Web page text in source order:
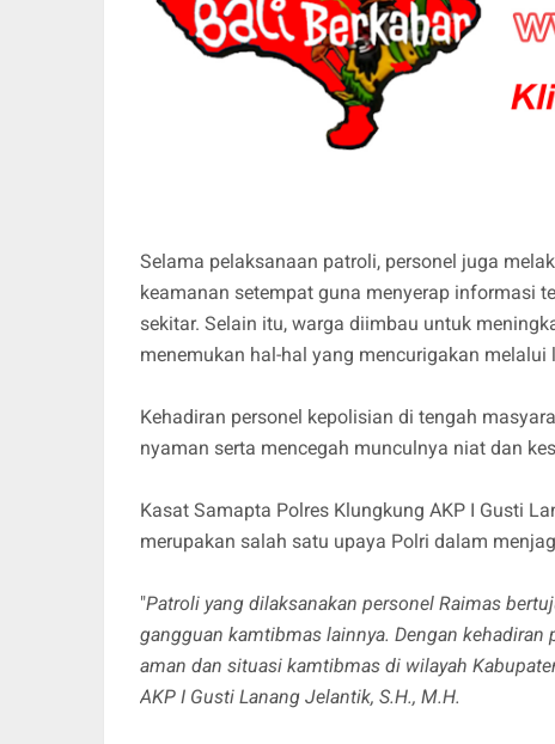
Selama pelaksanaan patroli, personel juga
keamanan setempat guna menyerap informasi
sekitar. Selain itu, warga diimbau untuk
menemukan hal-hal yang mencurigakan melalui
Kehadiran personel kepolisian di tengah
nyaman serta mencegah munculnya niat dan
Kasat Samapta Polres Klungkung AKP I Gusti
merupakan salah satu upaya Polri dalam
"Patroli yang dilaksanakan personel Raimas
gangguan kamtibmas lainnya. Dengan
aman dan situasi kamtibmas di wilayah
AKP I Gusti Lanang Jelantik, S.H., M.H.